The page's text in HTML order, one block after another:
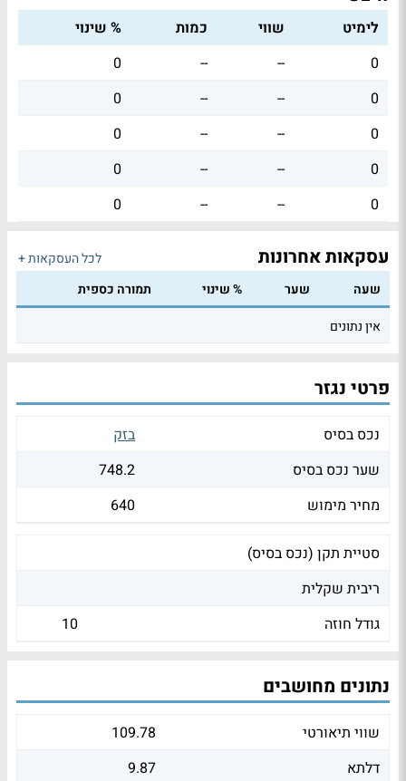
לימיט שווי כמות
% שינוי
0
--
--
0
0
--
--
0
0
--
--
0
0
--
--
0
0
--
--
0
עסקאות אחרונות
לכל העסקאות +
שעה
שער % שינוי
תמורה כספית
אין נתונים
פרטי נגזר
נכס בסיס
בזק
שער נכס בסיס
748.2
מחיר מימוש
640
סטיית תקן (נכס בסיס)
ריבית שקלית
גודל חוזה
10
נתונים מחושבים
שווי תיאורטי
109.78
דלתא
9.87